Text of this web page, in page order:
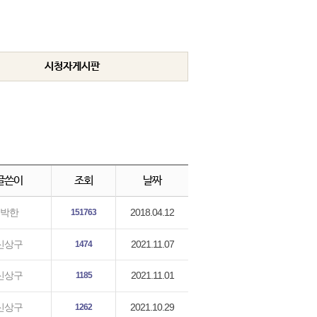
시청자게시판
쓴이 조회 날짜
박한 151763 2018.04.12
상구 1474 2021.11.07
상구 1185 2021.11.01
상구 1262 2021.10.29